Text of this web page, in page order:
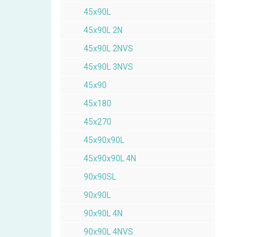
45x90L
45x90L 2N
45x90L 2NVS
45x90L 3NVS
45x90
45x180
45x270
45x90x90L
45x90x90L 4N
90x90SL
90x90L
90x90L 4N
90x90L 4NVS